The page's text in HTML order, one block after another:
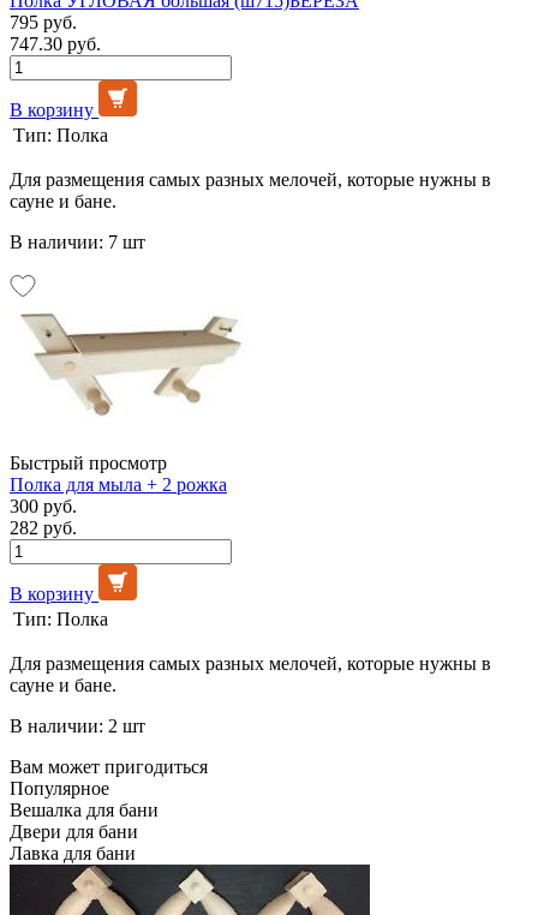
795 руб.
747.30 руб.
В корзину
Тип: Полка
Для размещения самых разных мелочей, которые нужны в
сауне и бане.
В наличии: 7 шт
Быстрый просмотр
Полка для мыла + 2 рожка
300 руб.
282 руб.
В корзину
Тип: Полка
Для размещения самых разных мелочей, которые нужны в
сауне и бане.
В наличии: 2 шт
Вам может пригодиться
Популярное
Вешалка для бани
Двери для бани
Лавка для бани